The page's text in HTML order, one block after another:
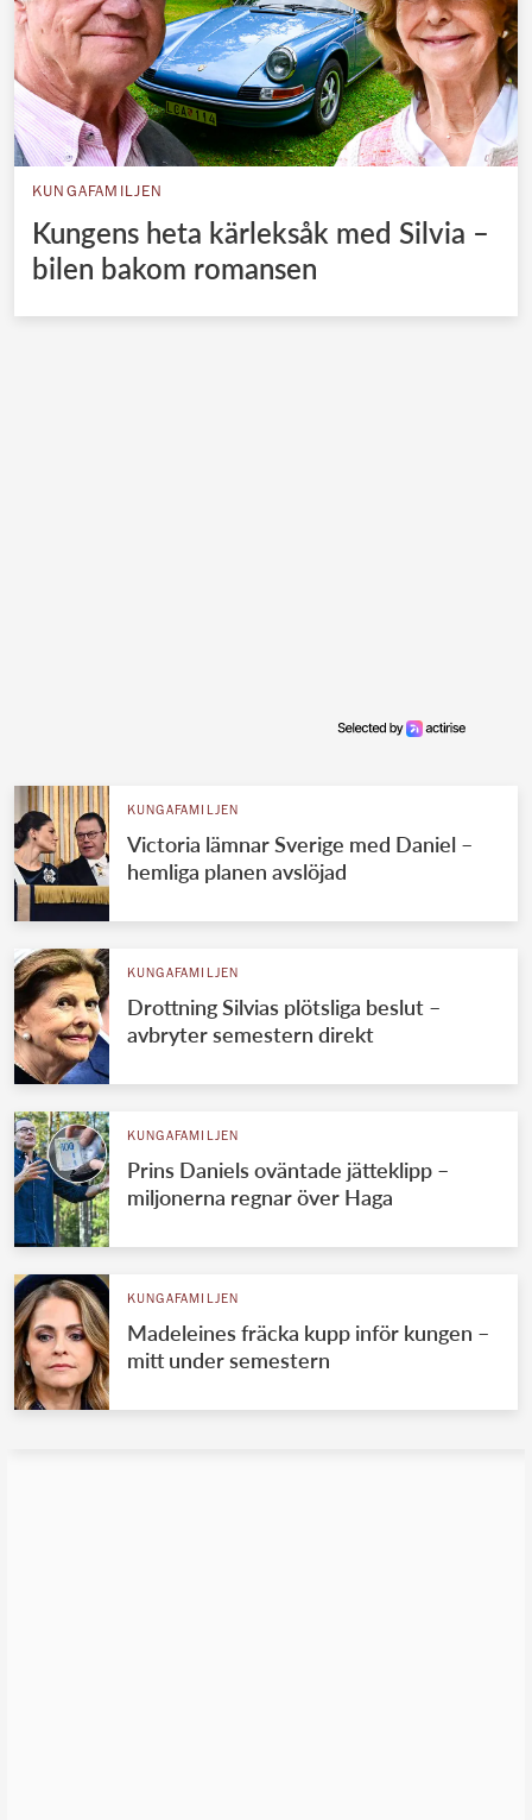
KUNGAFAMILJEN
Kungens heta kärleksåk med Silvia –
bilen bakom romansen
KUNGAFAMILJEN
Victoria lämnar Sverige med Daniel –
hemliga planen avslöjad
KUNGAFAMILJEN
Drottning Silvias plötsliga beslut –
avbryter semestern direkt
KUNGAFAMILJEN
Prins Daniels oväntade jätteklipp –
miljonerna regnar över Haga
KUNGAFAMILJEN
Madeleines fräcka kupp inför kungen –
mitt under semestern